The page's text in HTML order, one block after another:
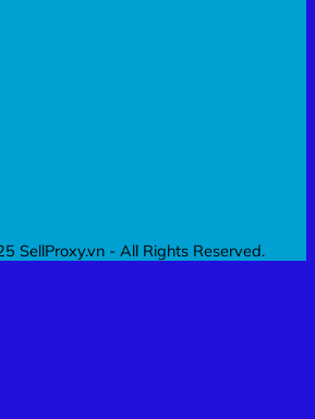
SellProxy.vn - All Rights Reserved.